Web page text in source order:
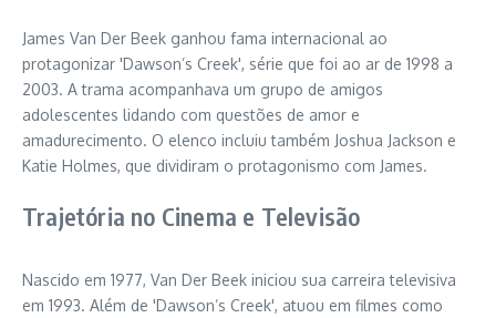
James Van Der Beek ganhou fama internacional ao
protagonizar 'Dawson’s Creek', série que foi ao ar de 1998 a
2003. A trama acompanhava um grupo de amigos
adolescentes lidando com questões de amor e
amadurecimento. O elenco incluiu também Joshua Jackson e
Katie Holmes, que dividiram o protagonismo com James.
Trajetória no Cinema e Televisão
Nascido em 1977, Van Der Beek iniciou sua carreira televisiva
em 1993. Além de 'Dawson’s Creek', atuou em filmes como